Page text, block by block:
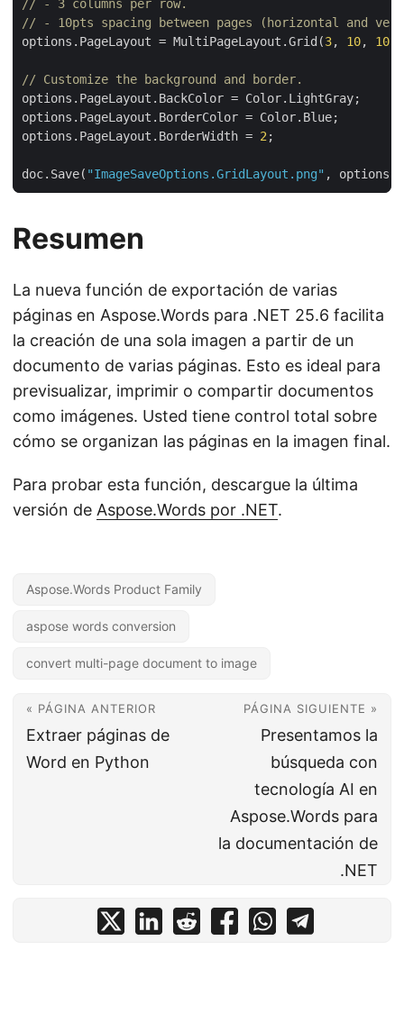
// - 3 columns per row.
// - 10pts spacing between pages (horizontal and
options.PageLayout = MultiPageLayout.Grid(3, 10, 10
// Customize the background and border.
options.PageLayout.BorderWidth = 2
doc.Save( "ImageSaveOptions.GridLayout.png" , options);
Resumen
La nueva función de exportación de varias
páginas en Aspose.Words para .NET 25.6 facilita
la creación de una sola imagen a partir de un
documento de varias páginas. Esto es ideal para
previsualizar, imprimir o compartir documentos
como imágenes. Usted tiene control total sobre
cómo se organizan las páginas en la imagen final.
Para probar esta función, descargue la última
versión de Aspose.Words por .NET.
Aspose.Words Product Family
aspose words conversion
convert multi-page document to image
« PÁGINA ANTERIOR
Extraer páginas de
Word en Python
PÁGINA SIGUIENTE »
Presentamos la
búsqueda con
tecnología AI en
Aspose.Words para
la documentación de
.NET